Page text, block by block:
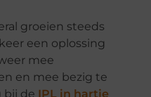
groeien steeds
een oplossing
mee
en mee bezig te
bij de IPL in hartje